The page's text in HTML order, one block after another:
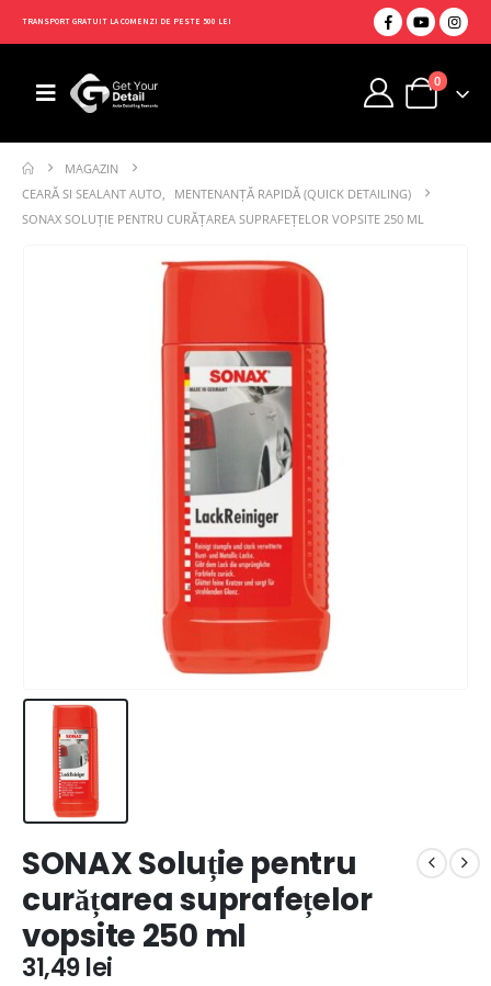
TRANSPORT GRATUIT LA COMENZI DE PESTE 500 LEI
0
MAGAZIN
CEARĂ SI SEALANT AUTO,
MENTENANȚĂ RAPIDĂ (QUICK DETAILING)
SONAX SOLUȚIE PENTRU CURĂȚAREA SUPRAFEȚELOR VOPSITE 250 ML
SONAX Soluție pentru
curățarea suprafețelor
vopsite 250 ml
31,49lei